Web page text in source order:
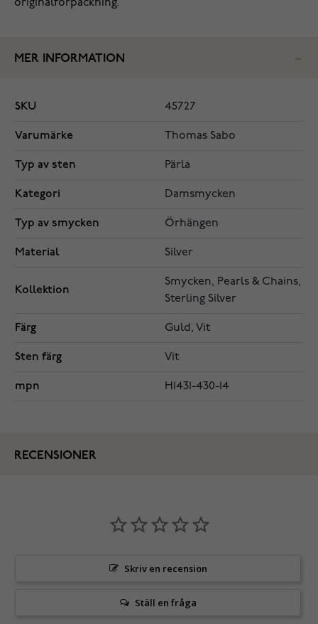
originalförpackning.
MER INFORMATION
SKU 45727
Varumärke Thomas Sabo
Typ av sten Pärla
Kategori Damsmycken
Typ av smycken Örhängen
Material Silver
Kollektion
Smycken, Pearls & Chains,
Sterling Silver
Färg Guld, Vit
Sten färg Vit
mpn H1431-430-14
RECENSIONER
Skriv en recension
Ställ en fråga